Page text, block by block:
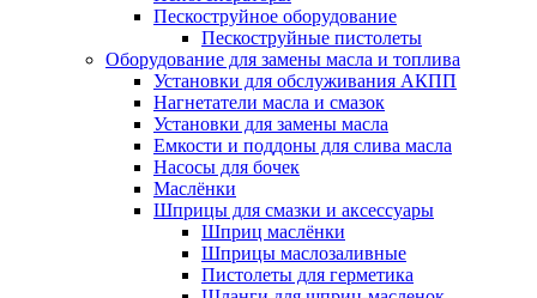
Пескоструйное оборудование
Пескоструйные пистолеты
Оборудование для замены масла и топлива
Установки для обслуживания АКПП
Нагнетатели масла и смазок
Установки для замены масла
Емкости и поддоны для слива масла
Насосы для бочек
Маслёнки
Шприцы для смазки и аксессуары
Шприц маслёнки
Шприцы маслозаливные
Пистолеты для герметика